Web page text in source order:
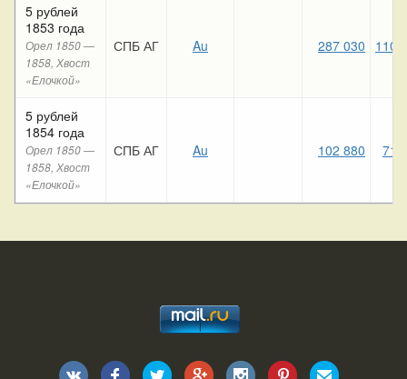
5 рублей
1853 года
Орел 1850 —
1858, Хвост
«Елочкой»
СПБ АГ Au 287 030 110
5 рублей
1854 года
Орел 1850 —
1858, Хвост
«Елочкой»
СПБ АГ Au 102 880 71